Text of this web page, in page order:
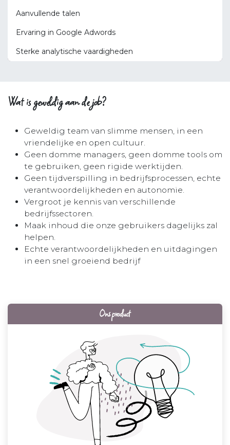
Aanvullende talen
Ervaring in Google Adwords
Sterke analytische vaardigheden
Wat is geweldig aan de job?
Geweldig team van slimme mensen, in een
vriendelijke en open cultuur.
Geen domme managers, geen domme tools om
te gebruiken, geen rigide werktijden.
Geen tijdverspilling in bedrijfsprocessen, echte
verantwoordelijkheden en autonomie.
Vergroot je kennis van verschillende
bedrijfssectoren.
Maak inhoud die onze gebruikers dagelijks zal
helpen.
Echte verantwoordelijkheden en uitdagingen
in een snel groeiend bedrijf
Ons product